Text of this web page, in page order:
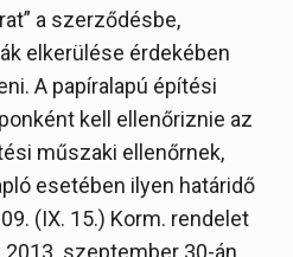
a szerződésbe,
elkerülése érdekében
A papíralapú építési
kell ellenőriznie az
műszaki ellenőrnek,
esetében ilyen határidő
(IX. 15.) Korm. rendelet
szeptember 30-án